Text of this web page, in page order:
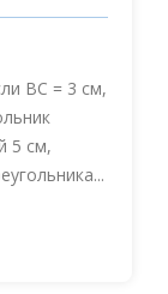
BC = 3 см,
5 см,